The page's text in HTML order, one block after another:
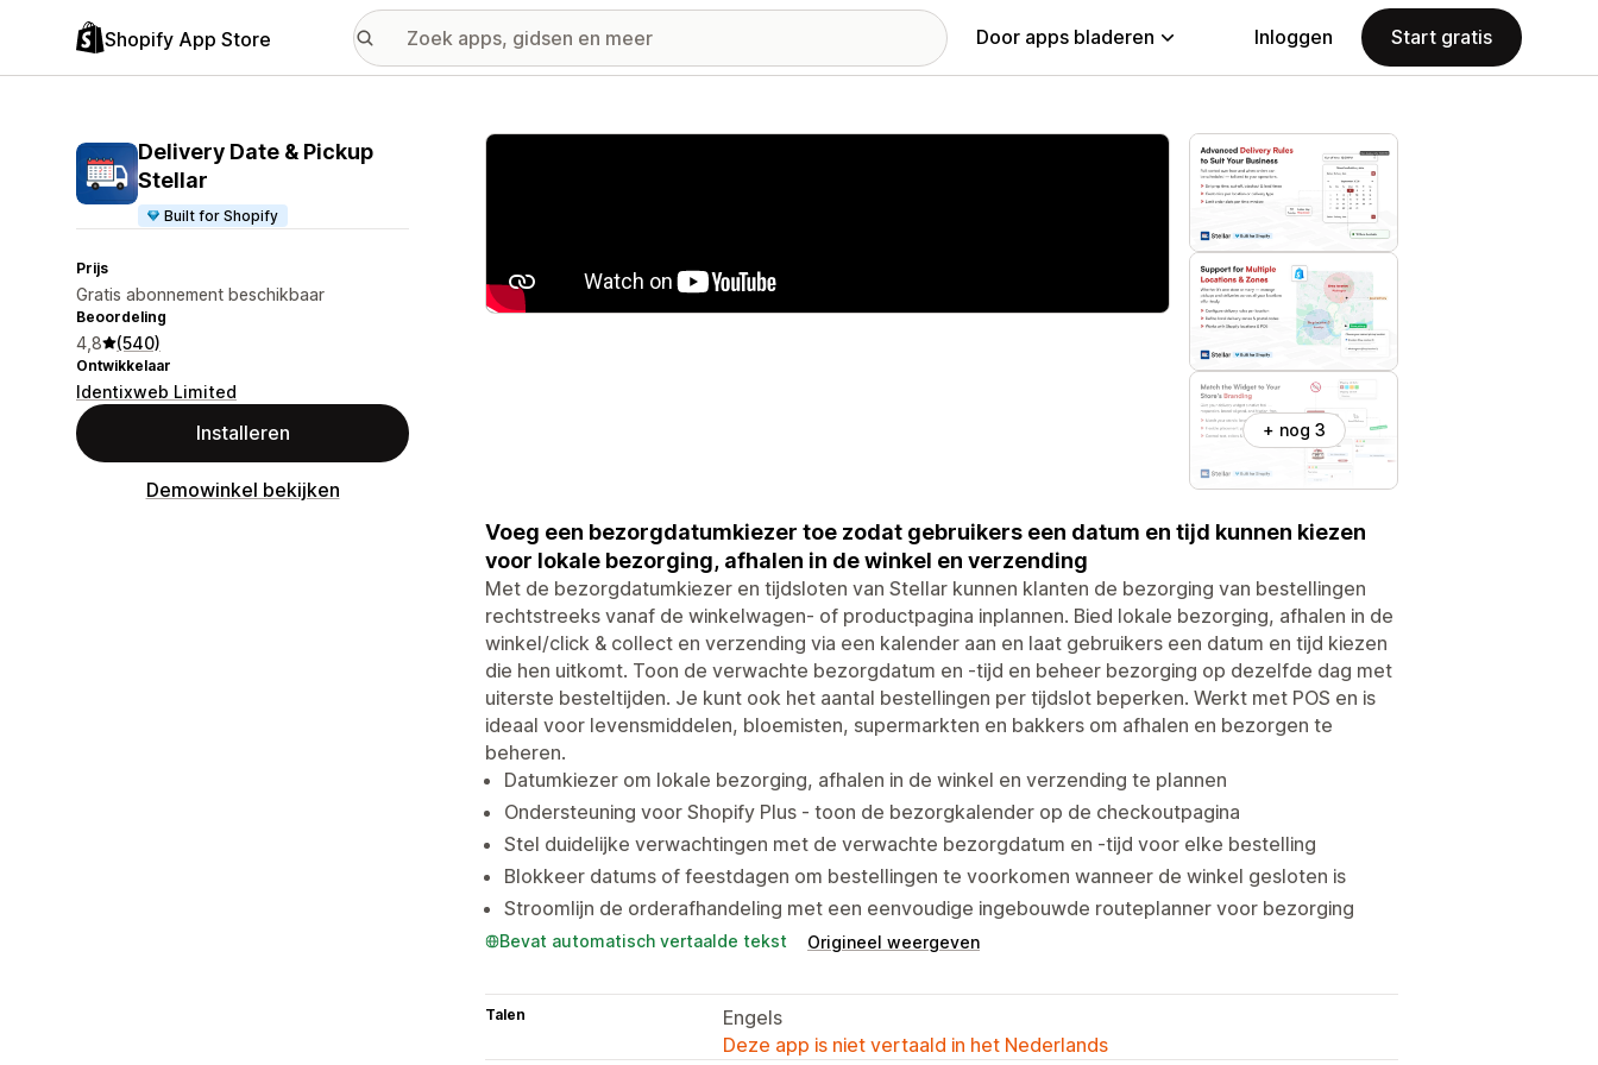
Shopify App Store Door apps bladeren Inloggen Start gratis
Delivery Date & Pickup
Stellar
Built for Shopify
Prijs
Gratis abonnement beschikbaar
Beoordeling
4,8 (540)
Ontwikkelaar
Identixweb Limited
Installeren
Demowinkel bekijken
Galerij met uitgelichte afbeeldingen
+ nog 3
Voeg een bezorgdatumkiezer toe zodat gebruikers een datum en tijd kunnen kiezen
voor lokale bezorging, afhalen in de winkel en verzending
Met de bezorgdatumkiezer en tijdsloten van Stellar kunnen klanten de bezorging van bestellingen
rechtstreeks vanaf de winkelwagen- of productpagina inplannen. Bied lokale bezorging, afhalen in de
winkel/click & collect en verzending via een kalender aan en laat gebruikers een datum en tijd kiezen
die hen uitkomt. Toon de verwachte bezorgdatum en -tijd en beheer bezorging op dezelfde dag met
uiterste besteltijden. Je kunt ook het aantal bestellingen per tijdslot beperken. Werkt met POS en is
ideaal voor levensmiddelen, bloemisten, supermarkten en bakkers om afhalen en bezorgen te
beheren.
Datumkiezer om lokale bezorging, afhalen in de winkel en verzending te plannen
Ondersteuning voor Shopify Plus - toon de bezorgkalender op de checkoutpagina
Stel duidelijke verwachtingen met de verwachte bezorgdatum en -tijd voor elke bestelling
Blokkeer datums of feestdagen om bestellingen te voorkomen wanneer de winkel gesloten is
Stroomlijn de orderafhandeling met een eenvoudige ingebouwde routeplanner voor bezorging
Bevat automatisch vertaalde tekst Origineel weergeven
Talen
Engels
Deze app is niet vertaald in het Nederlands